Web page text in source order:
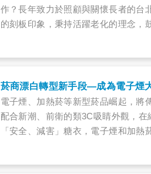
作？長年致力於照顧與關懷長者的台
的刻板印象，秉持活躍老化的理念，
菸商漂白轉型新手段—成為電子煙
電子煙、加熱菸等新型菸品崛起，將
配合新潮、前衛的類3C吸睛外觀，
「安全、減害」糖衣，電子煙和加